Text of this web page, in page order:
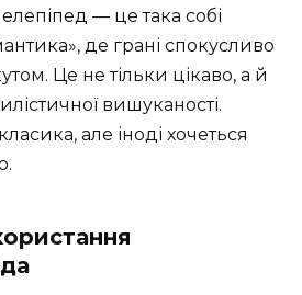
— це така собі
де грані спокусливо
Це не тільки цікаво, а й
вишуканості.
але іноді хочеться